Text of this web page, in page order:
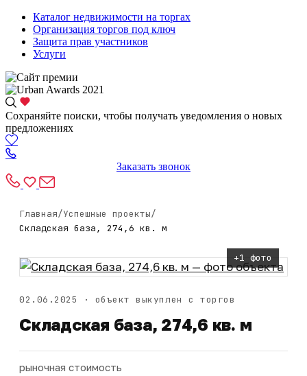
Каталог недвижимости на торгах
Организация торгов под ключ
Защита прав участников
Услуги
Сохраняйте поиски, чтобы получать уведомления о новых
предложениях
Заказать звонок
Главная/Успешные проекты/
Складская база, 274,6 кв. м
02.06.2025 · объект выкуплен с торгов
Складская база, 274,6 кв. м
рыночная стоимость
+1 фото